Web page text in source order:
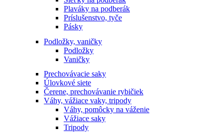
Plaváky na podberák
Príslušenstvo, tyče
Pásky
Podložky, vaničky
Podložky
Vaničky
Prechovávacie saky
Úlovkové siete
Čerene, prechovávanie rybičiek
Váhy, vážiace vaky, tripody
Váhy, pomôcky na váženie
Vážiace saky
Tripody